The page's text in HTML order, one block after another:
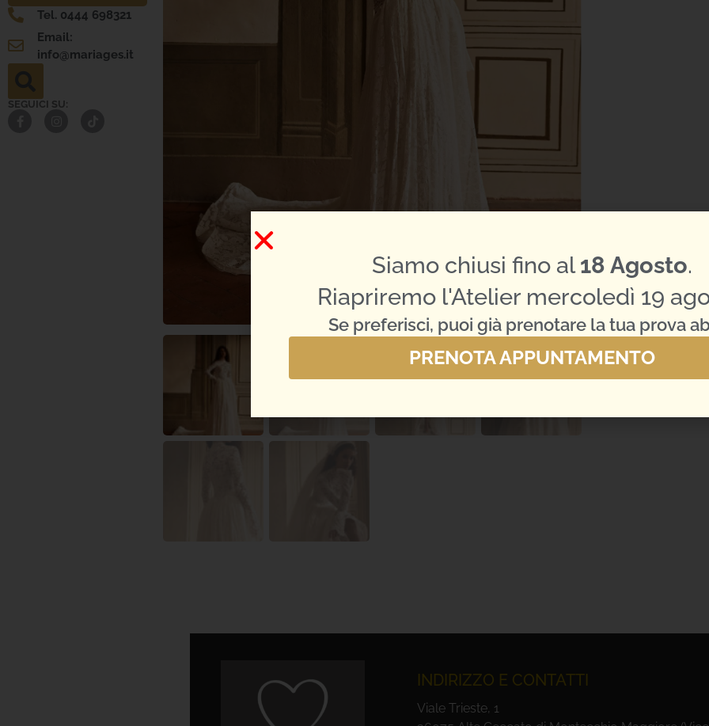
Tel. 0444 698321
Email:
info@mariages.it
SEGUICI SU:
INDIRIZZO E CONTATTI
Viale Trieste, 1
Siamo chiusi fino al18 Agosto.
Riapriremo l'Atelier mercoledì 19
Se preferisci, puoi già prenotare la tua prova
PRENOTA APPUNTAMENTO